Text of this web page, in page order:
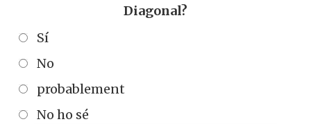
Diagonal?
Sí
No
probablement
No ho sé